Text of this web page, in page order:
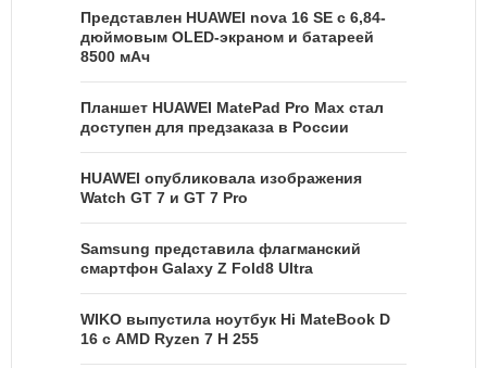
Представлен HUAWEI nova 16 SE с 6,84-
дюймовым OLED-экраном и батареей
8500 мАч
Планшет HUAWEI MatePad Pro Max стал
доступен для предзаказа в России
HUAWEI опубликовала изображения
Watch GT 7 и GT 7 Pro
Samsung представила флагманский
смартфон Galaxy Z Fold8 Ultra
WIKO выпустила ноутбук Hi MateBook D
16 с AMD Ryzen 7 H 255